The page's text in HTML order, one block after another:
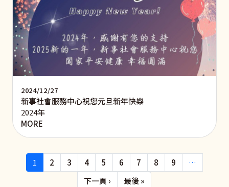
2024/12/27
新事社會服務中心祝您元旦新年快樂
2024年
MORE
Pagination
1 2 3 4 5 6 7 8 9
…
下一頁 › 下一頁最後 »